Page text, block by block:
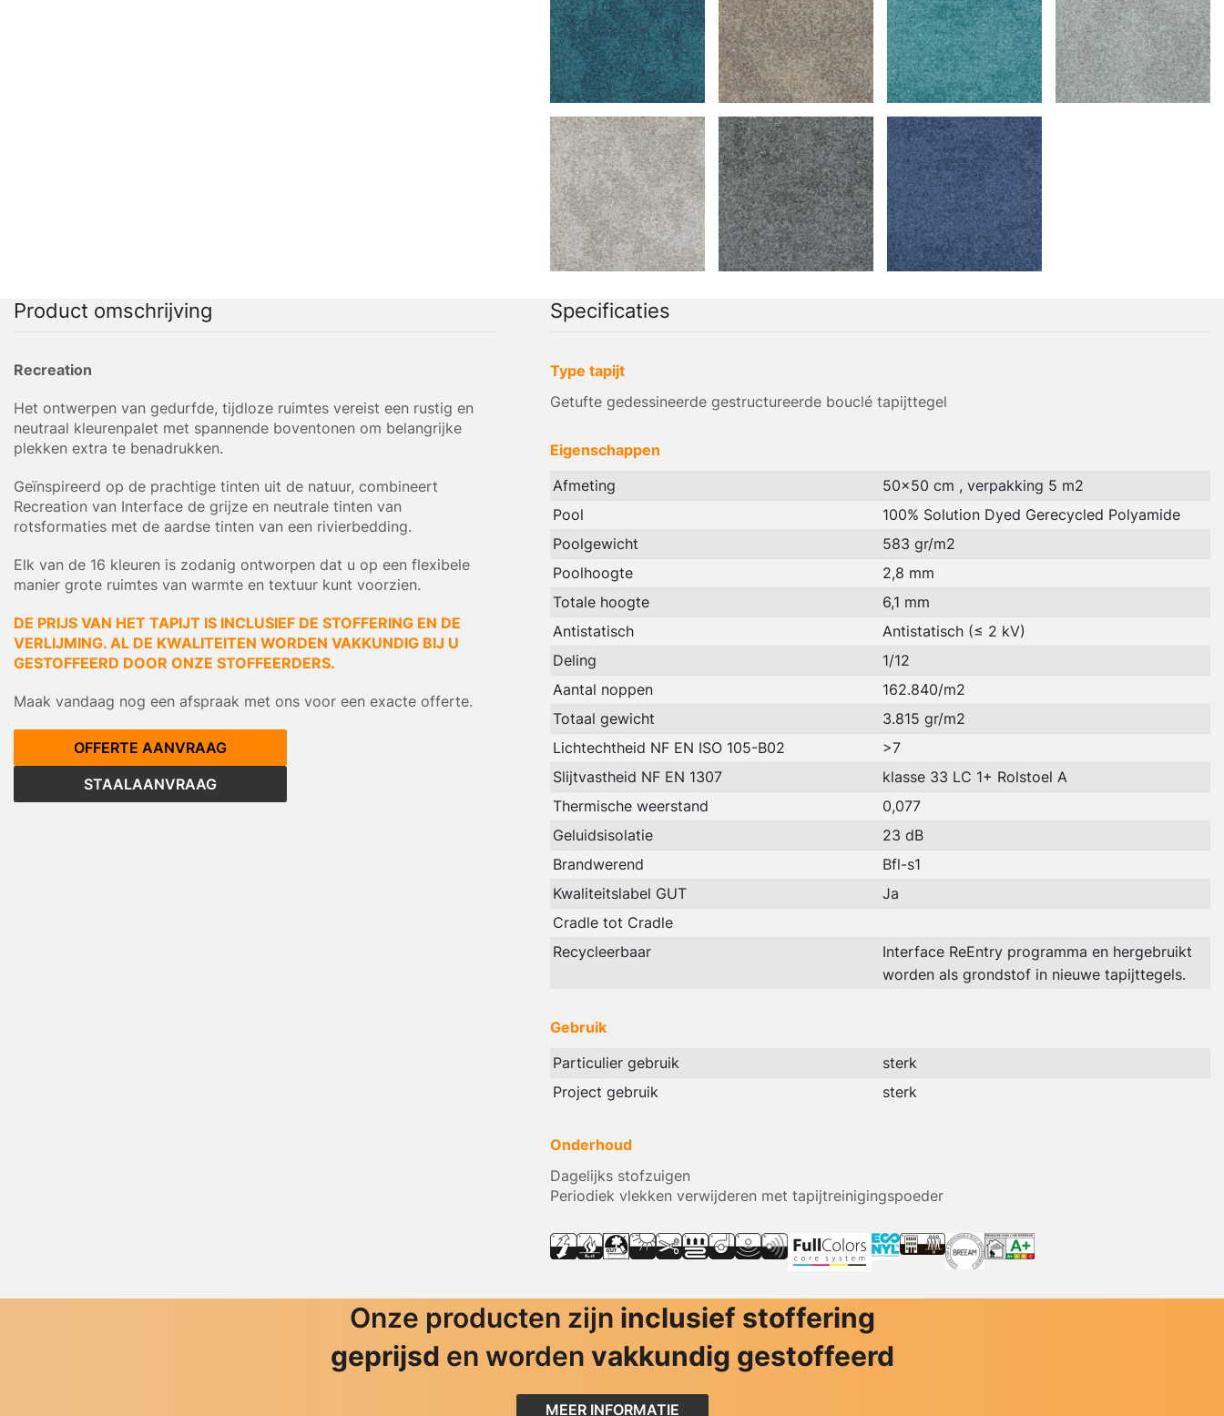
Product omschrijving
Recreation
Het ontwerpen van gedurfde, tijdloze ruimtes vereist een rustig en
neutraal kleurenpalet met spannende boventonen om belangrijke
plekken extra te benadrukken.
Geïnspireerd op de prachtige tinten uit de natuur, combineert
Recreation van Interface de grijze en neutrale tinten van
rotsformaties met de aardse tinten van een rivierbedding.
Elk van de 16 kleuren is zodanig ontworpen dat u op een flexibele
manier grote ruimtes van warmte en textuur kunt voorzien.
DE PRIJS VAN HET TAPIJT IS INCLUSIEF DE STOFFERING EN DE
VERLIJMING. AL DE KWALITEITEN WORDEN VAKKUNDIG BIJ U
GESTOFFEERD DOOR ONZE STOFFEERDERS.
Maak vandaag nog een afspraak met ons voor een exacte offerte.
OFFERTE AANVRAAG
STAALAANVRAAG
Specificaties
Type tapijt
Getufte gedessineerde gestructureerde bouclé tapijttegel
Eigenschappen
Afmeting
50x50 cm , verpakking 5 m2
Pool
100% Solution Dyed Gerecycled Polyamide
Poolgewicht
583 gr/m2
Poolhoogte
2,8 mm
Totale hoogte
6,1 mm
Antistatisch
Antistatisch (≤ 2 kV)
Deling
1/12
Aantal noppen
162.840/m2
Totaal gewicht
3.815 gr/m2
Lichtechtheid NF EN ISO 105-B02
>7
Slijtvastheid NF EN 1307
klasse 33 LC 1+ Rolstoel A
Thermische weerstand
0,077
Geluidsisolatie
23 dB
Brandwerend
Bfl-s1
Kwaliteitslabel GUT
Ja
Cradle tot Cradle
Recycleerbaar
Interface ReEntry programma en hergebruikt
worden als grondstof in nieuwe tapijttegels.
Gebruik
Particulier gebruik
sterk
Project gebruik
sterk
Onderhoud
Dagelijks stofzuigen
Periodiek vlekken verwijderen met tapijtreinigingspoeder
Onze producten zijn inclusief stoffering
geprijsd en worden vakkundig gestoffeerd
MEER INFORMATIE